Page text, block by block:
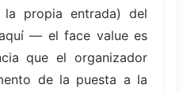
la propia entrada) del
— el face value es
que el organizador
de la puesta a la